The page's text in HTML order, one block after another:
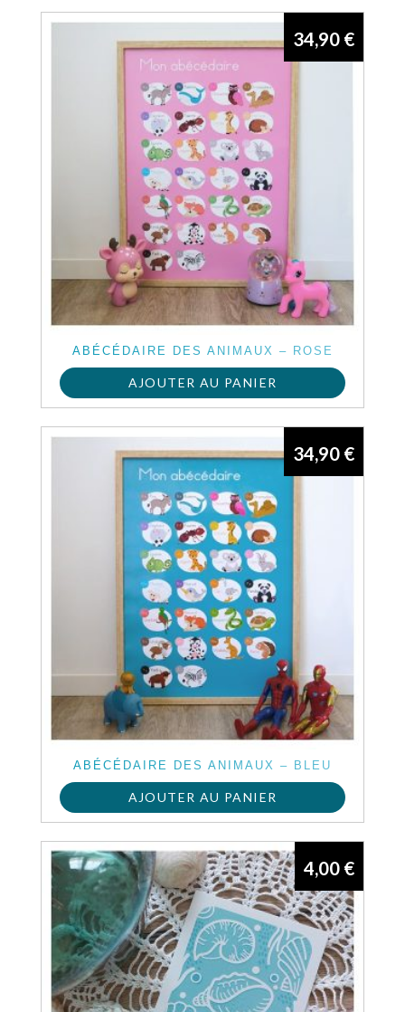
ABÉCÉDAIRE DES ANIMAUX – ROSE
34,90 €
AJOUTER AU PANIER
ABÉCÉDAIRE DES ANIMAUX – BLEU
34,90 €
AJOUTER AU PANIER
4,00 €